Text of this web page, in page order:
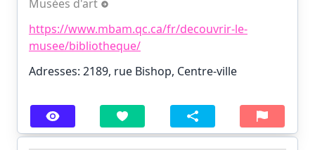
Musées d'art
https://www.mbam.qc.ca/fr/decouvrir-le-
musee/bibliotheque/
Adresses: 2189, rue Bishop, Centre-ville